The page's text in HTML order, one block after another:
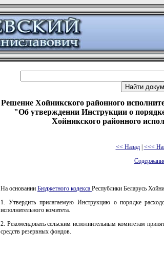
Решение Хойникского районного
"Об утверждении Инструкции о
Хойникского районного
<< Назад| <<<
На основании Бюджетного кодекса Республики Беларусь
1. Утвердить прилагаемую Инструкцию о порядке
исполнительного комитета.
2. Рекомендовать сельским исполнительным комитетам
средств резервных фондов.